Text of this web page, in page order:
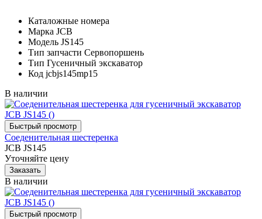
Каталожные номера
Марка JCB
Модель JS145
Тип запчасти Сервопоршень
Тип Гусеничный экскаватор
Код jcbjs145mp15
В наличии
Соеденительная шестеренка
JCB JS145
Уточняйте цену
В наличии